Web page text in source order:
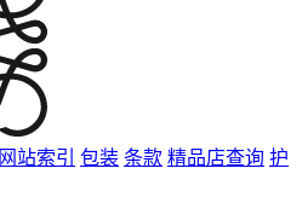
网站索引 包装 条款 精品店查询 护